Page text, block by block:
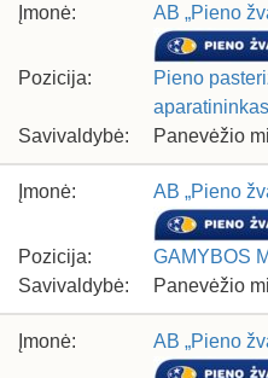
Įmonė: AB „Pieno
Pozicija:
Pieno
Savivaldybė:
Panevėžio
Įmonė: AB „Pieno
Pozicija:
GAMYBOS
Savivaldybė:
Panevėžio
Įmonė: AB „Pieno